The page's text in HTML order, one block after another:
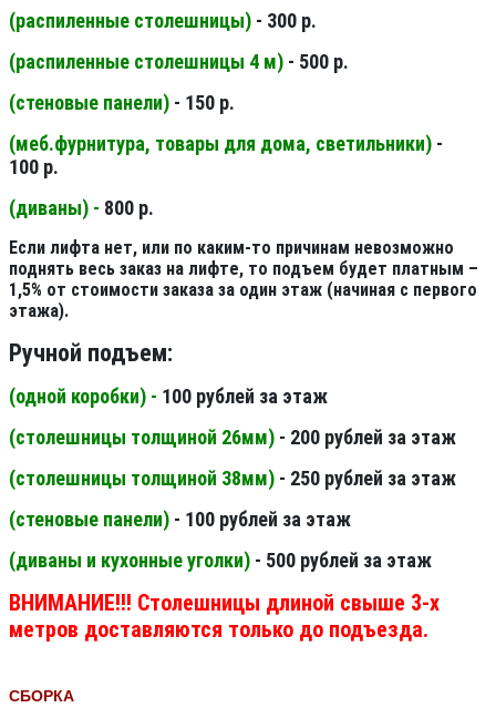
(распиленные столешницы) - 300 р.
(распиленные столешницы 4 м) - 500 р.
(стеновые панели) - 150 р.
(меб.фурнитура, товары для дома, светильники) -
100 р.
(диваны) - 800 р.
Если лифта нет, или по каким-то причинам невозможно
поднять весь заказ на лифте, то подъем будет платным –
1,5% от стоимости заказа за один этаж (начиная с первого
этажа).
Ручной подъем:
(одной коробки) - 100 рублей за этаж
(столешницы толщиной 26мм) - 200 рублей за этаж
(столешницы толщиной 38мм) - 250 рублей за этаж
(стеновые панели) - 100 рублей за этаж
(диваны и кухонные уголки) - 500 рублей за этаж
ВНИМАНИЕ!!! Столешницы длиной свыше 3-х
метров доставляются только до подъезда.
СБОРКА